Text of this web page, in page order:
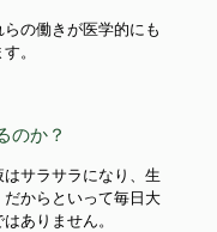
の働きが医学的にも
。
のか？
サラサラになり、生
からといって毎日大
ありません。